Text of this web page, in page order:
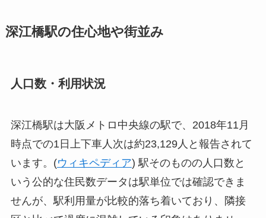
深江橋駅の住心地や街並み
人口数・利用状況
深江橋駅は大阪メトロ中央線の駅で、2018年11月
時点での1日上下車人次は約23,129人と報告されて
います。(ウィキペディア) 駅そのものの人口数と
いう公的な住民数データは駅単位では確認できま
せんが、駅利用量が比較的落ち着いており、隣接